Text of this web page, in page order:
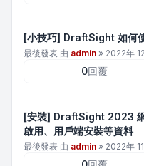
[小技巧] DraftSight 如何
最後發表 由 admin » 2022年
0回覆
[安裝] DraftSight 2023 網
啟用、用戶端安裝等資料
最後發表 由 admin » 2022年